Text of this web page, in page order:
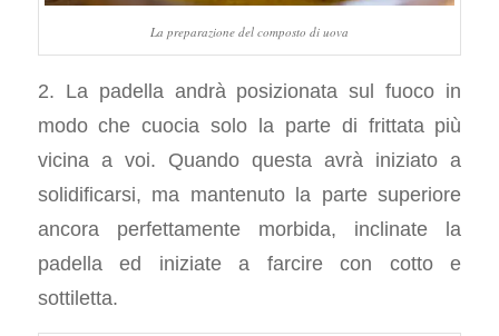
La preparazione del composto di uova
2. La padella andrà posizionata sul fuoco in
modo che cuocia solo la parte di frittata più
vicina a voi. Quando questa avrà iniziato a
solidificarsi, ma mantenuto la parte superiore
ancora perfettamente morbida, inclinate la
padella ed iniziate a farcire con cotto e
sottiletta.